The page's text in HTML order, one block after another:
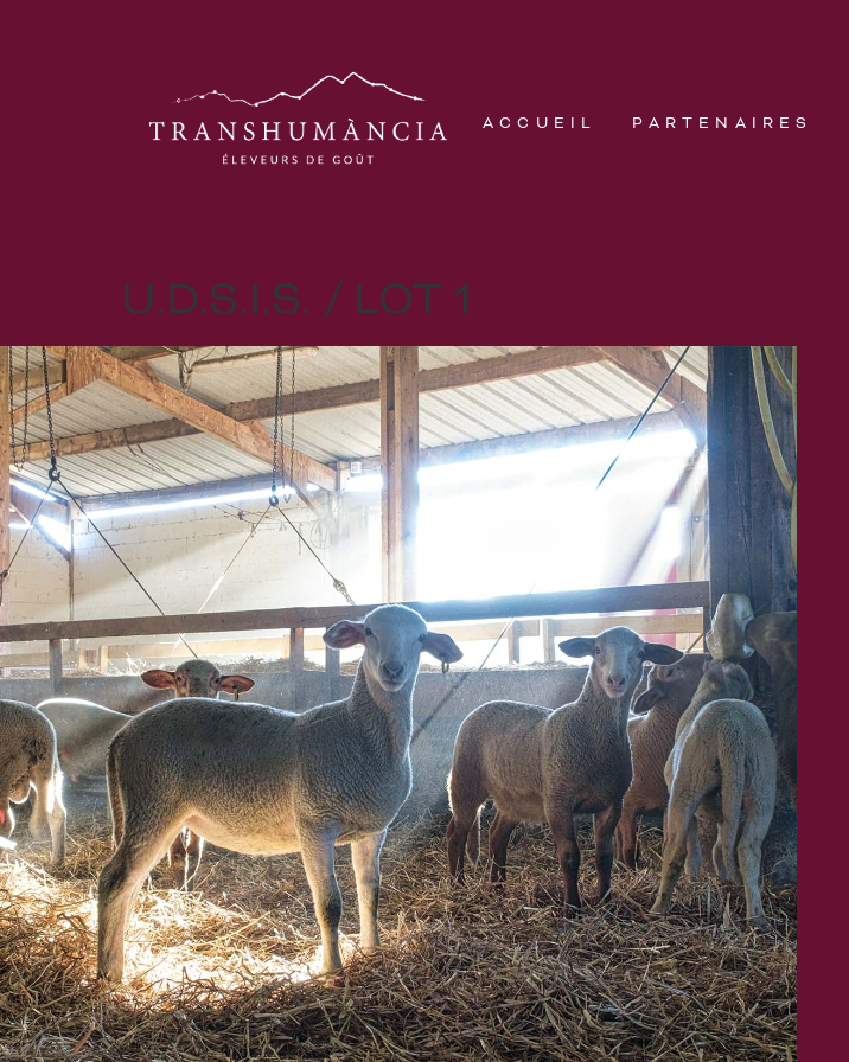
ACCUEIL PARTENAIRES
U.D.S.I.S. / LOT 1